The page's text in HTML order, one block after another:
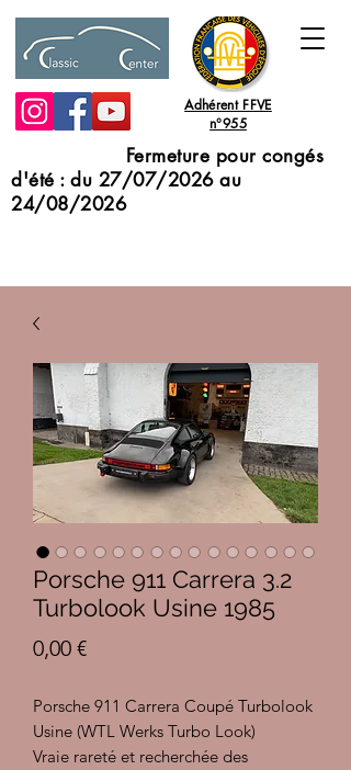
Adhérent FFVE
n°955
Fermeture pour congés
d'été : du 27/07/2026 au
24/08/2026
Porsche 911 Carrera 3.2
Turbolook Usine 1985
0,00 €Prix
Porsche 911 Carrera Coupé Turbolook
Usine (WTL Werks Turbo Look)
Vraie rareté et recherchée des